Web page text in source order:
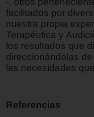
facilitados por
nuestra propia
Terapéutica y
los resultados que
direccionándolas
las necesidades
Referencias